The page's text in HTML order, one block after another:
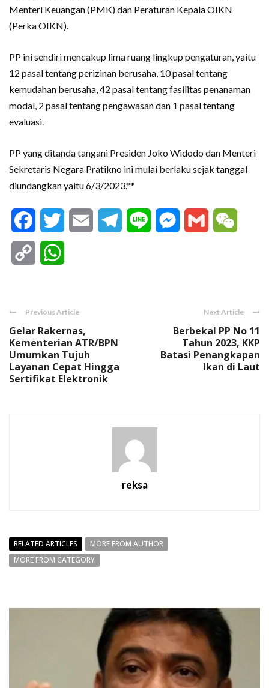
Menteri Keuangan (PMK) dan Peraturan Kepala OIKN
(Perka OIKN).
PP ini sendiri mencakup lima ruang lingkup pengaturan, yaitu
12 pasal tentang perizinan berusaha, 10 pasal tentang
kemudahan berusaha, 42 pasal tentang fasilitas penanaman
modal, 2 pasal tentang pengawasan dan 1 pasal tentang
evaluasi.
PP yang ditanda tangani Presiden Joko Widodo dan Menteri
Sekretaris Negara Pratikno ini mulai berlaku sejak tanggal
diundangkan yaitu 6/3/2023.**
FacebookTwitter Email Telegram
Line Messenger
Gmail
Copy
Previous Article
Gelar Rakernas,
Kementerian ATR/BPN
Umumkan Tujuh
Layanan Cepat Hingga
Sertifikat Elektronik
Next Article
Berbekal PP No 11
Tahun 2023, KKP
Batasi Penangkapan
Ikan di Laut
reksa
RELATED ARTICLES
MORE FROM AUTHOR
MORE FROM CATEGORY